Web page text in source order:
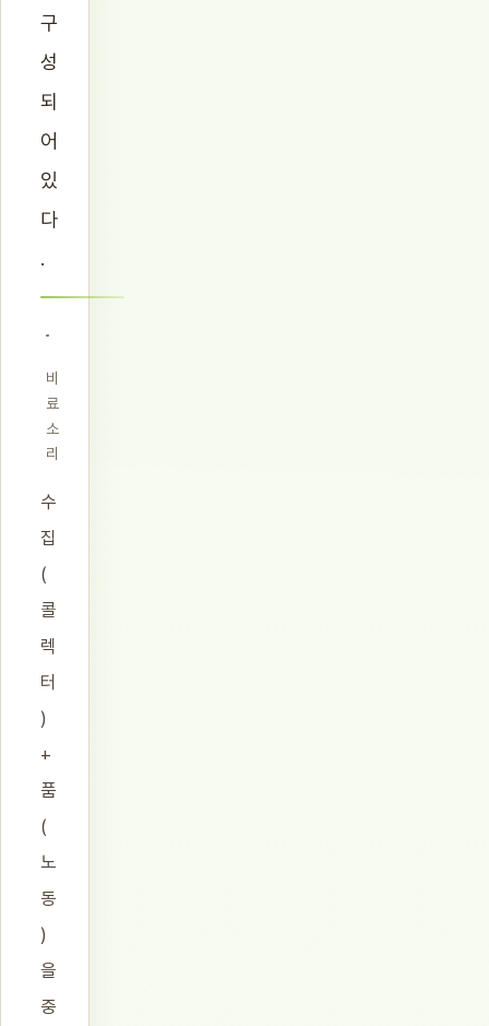
구
성
되
어
있
다
.
비
료
소
리
수
집
(
콜
렉
터
)
+
품
(
노
동
)
을
중